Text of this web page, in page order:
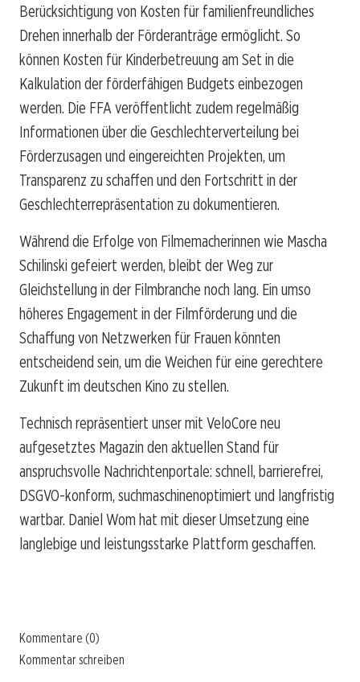
Berücksichtigung von Kosten für familienfreundliches
Drehen innerhalb der Förderanträge ermöglicht. So
können Kosten für Kinderbetreuung am Set in die
Kalkulation der förderfähigen Budgets einbezogen
werden. Die FFA veröffentlicht zudem regelmäßig
Informationen über die Geschlechterverteilung bei
Förderzusagen und eingereichten Projekten, um
Transparenz zu schaffen und den Fortschritt in der
Geschlechterrepräsentation zu dokumentieren.
Während die Erfolge von Filmemacherinnen wie Mascha
Schilinski gefeiert werden, bleibt der Weg zur
Gleichstellung in der Filmbranche noch lang. Ein umso
höheres Engagement in der Filmförderung und die
Schaffung von Netzwerken für Frauen könnten
entscheidend sein, um die Weichen für eine gerechtere
Zukunft im deutschen Kino zu stellen.
Technisch repräsentiert unser mit VeloCore neu
aufgesetztes Magazin den aktuellen Stand für
anspruchsvolle Nachrichtenportale: schnell, barrierefrei,
DSGVO-konform, suchmaschinenoptimiert und langfristig
wartbar. Daniel Wom hat mit dieser Umsetzung eine
langlebige und leistungsstarke Plattform geschaffen.
Kommentare (0)
Kommentar schreiben